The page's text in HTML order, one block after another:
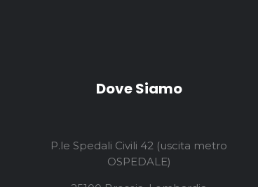
Dove Siamo
P.le Spedali Civili 42 (uscita metro
OSPEDALE)